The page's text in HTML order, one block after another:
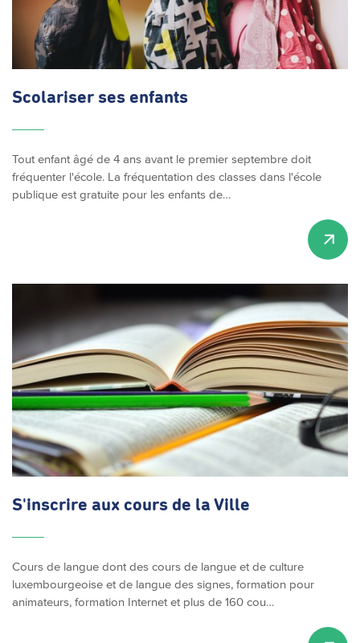
Scolariser ses enfants
Tout enfant âgé de 4 ans avant le premier septembre doit
fréquenter l'école. La fréquentation des classes dans l'école
publique est gratuite pour les enfants de…
S'inscrire aux cours de la Ville
Cours de langue dont des cours de langue et de culture
luxembourgeoise et de langue des signes, formation pour
animateurs, formation Internet et plus de 160 cou…